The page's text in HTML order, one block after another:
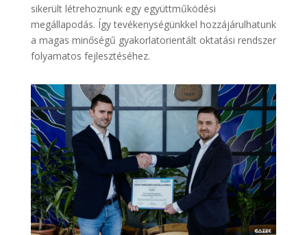
sikerült létrehoznunk egy együttműködési
megállapodás. Így tevékenységünkkel hozzájárulhatunk
a magas minőségű gyakorlatorientált oktatási rendszer
folyamatos fejlesztéséhez.